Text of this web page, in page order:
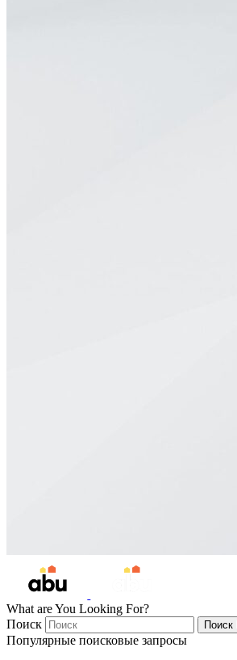
What are You Looking For?
Поиск
Поиск
Популярные поисковые запросы